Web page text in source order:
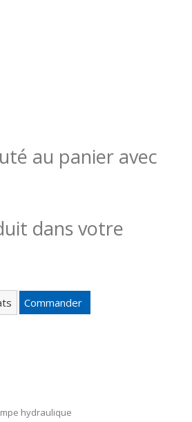
au panier avec
dans votre
Commander
hydraulique